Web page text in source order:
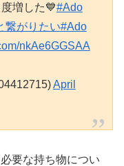
増した💙#Ado
繋がりたい#Ado
nkAe6GGSAA
April
要な持ち物につい